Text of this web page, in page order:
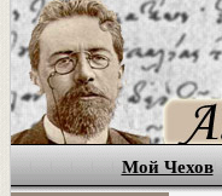
Мой Чехов